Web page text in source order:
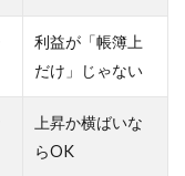
利益が「帳簿上
だけ」じゃない
上昇か横ばいな
らOK